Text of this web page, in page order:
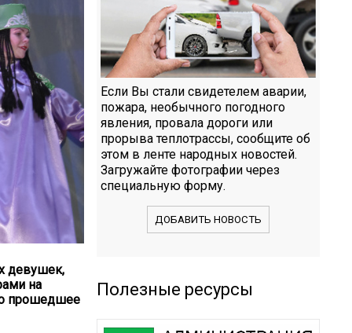
девушек,
на
прошедшее
Если Вы стали свидетелем аварии,
пожара, необычного погодного
явления, провала дороги или
прорыва теплотрассы, сообщите об
этом в ленте народных новостей.
Загружайте фотографии через
специальную форму.
ДОБАВИТЬ НОВОСТЬ
Полезные ресурсы